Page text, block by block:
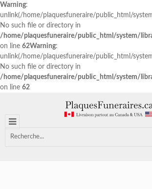
Warning:
unlink(/home/plaquesfuneraire/public_html/
No such file or directory in
/home/plaquesfuneraire/public_html/system/
on line 62Warning:
unlink(/home/plaquesfuneraire/public_html/
No such file or directory in
/home/plaquesfuneraire/public_html/system/
on line 62